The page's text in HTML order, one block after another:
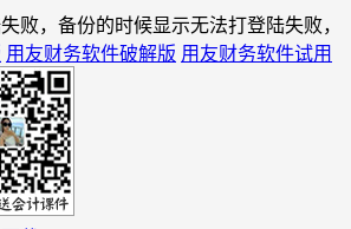
败，备份的时候显示无法打登陆失败，
用友财务软件破解版 用友财务软件试用